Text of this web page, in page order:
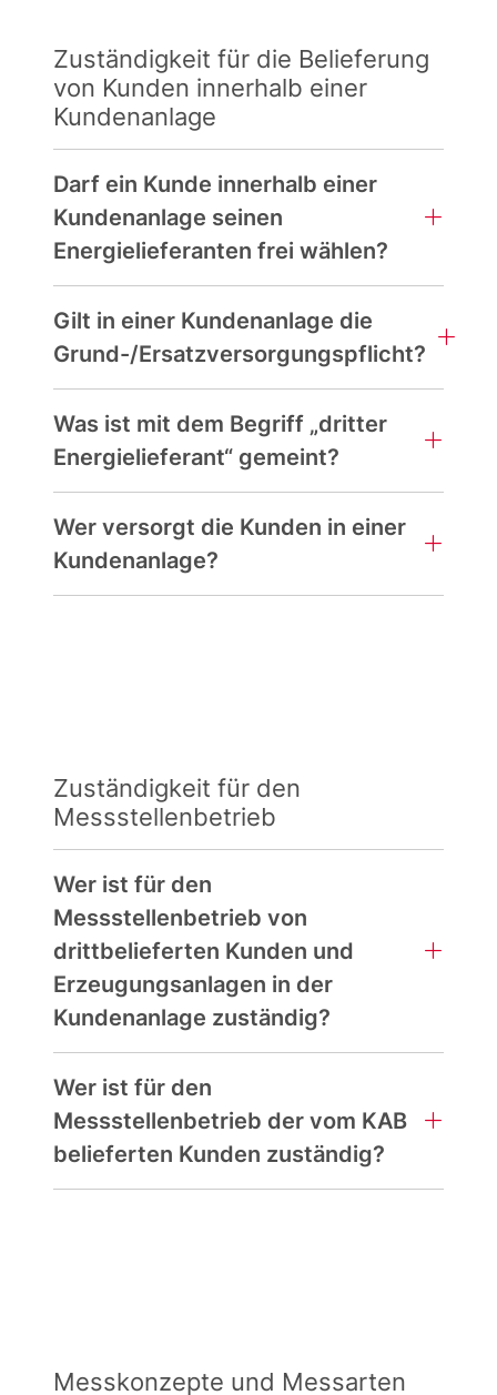
Zuständigkeit für die Belieferung
von Kunden innerhalb einer
Kundenanlage
Darf ein Kunde innerhalb einer
Kundenanlage seinen
Energielieferanten frei wählen?
Gilt in einer Kundenanlage die
Grund-/Ersatzversorgungspflicht?
Was ist mit dem Begriff „dritter
Energielieferant“ gemeint?
Wer versorgt die Kunden in einer
Kundenanlage?
Zuständigkeit für den
Messstellenbetrieb
Wer ist für den
Messstellenbetrieb von
drittbelieferten Kunden und
Erzeugungsanlagen in der
Kundenanlage zuständig?
Wer ist für den
Messstellenbetrieb der vom KAB
belieferten Kunden zuständig?
Messkonzepte und Messarten